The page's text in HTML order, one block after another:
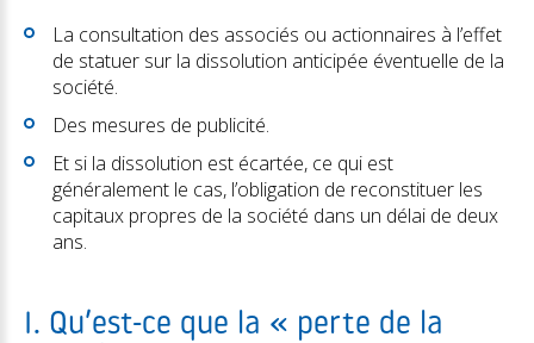
La consultation des associés ou actionnaires à l’effet
de statuer sur la dissolution anticipée éventuelle de la
société.
Des mesures de publicité.
Et si la dissolution est écartée, ce qui est
généralement le cas, l’obligation de reconstituer les
capitaux propres de la société dans un délai de deux
ans.
I. Qu’est-ce que la « perte de la